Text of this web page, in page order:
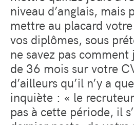
niveau d’anglais, mais
mettre au placard
vos diplômes, sous
ne savez pas
de 36 mois sur votre
d’ailleurs qu’il n’y a
inquiète : « le
pas à cette période, il